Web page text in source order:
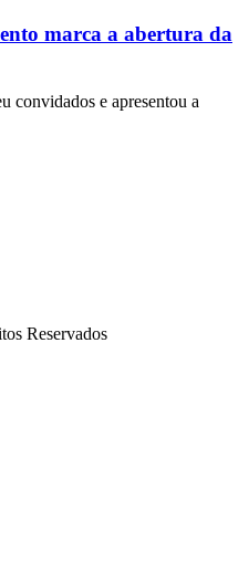
marca a abertura da
convidados e apresentou a
Reservados